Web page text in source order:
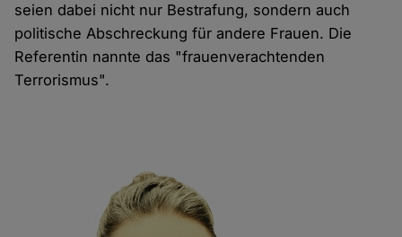
seien dabei nicht nur Bestrafung, sondern auch
politische Abschreckung für andere Frauen. Die
Referentin nannte das "frauenverachtenden
Terrorismus".